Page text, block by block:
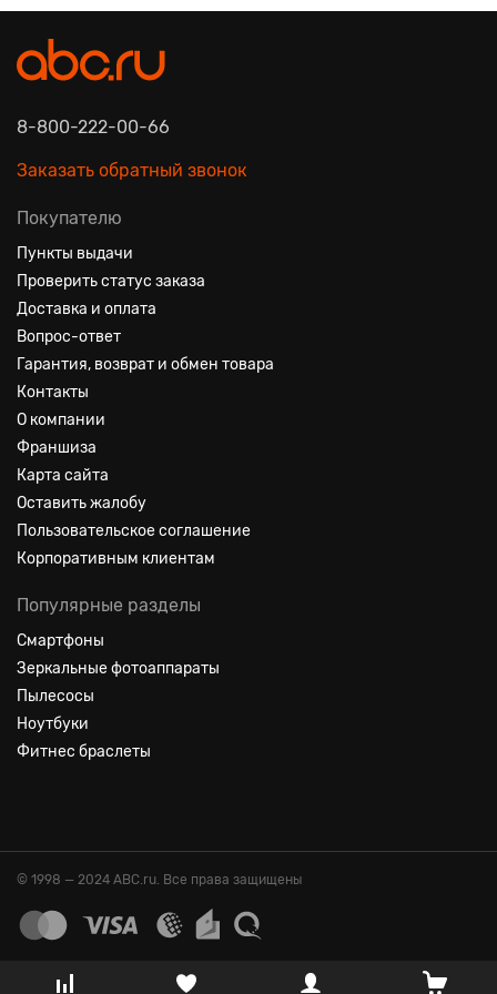
8-800-222-00-66
Заказать обратный звонок
Покупателю
Пункты выдачи
Проверить статус заказа
Доставка и оплата
Вопрос-ответ
Гарантия, возврат и обмен товара
Контакты
О компании
Франшиза
Карта сайта
Оставить жалобу
Пользовательское соглашение
Корпоративным клиентам
Популярные разделы
Смартфоны
Зеркальные фотоаппараты
Пылесосы
Ноутбуки
Фитнес браслеты
© 1998 — 2024 ABC.ru. Все права защищены